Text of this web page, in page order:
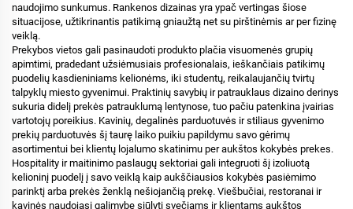
naudojimo sunkumus. Rankenos dizainas yra ypač vertingas šiose
situacijose, užtikrinantis patikimą gniaužtą net su pirštinėmis ar per fizinę
veiklą.
Prekybos vietos gali pasinaudoti produkto plačia visuomenės grupių
apimtimi, pradedant užsiėmusiais profesionalais, ieškančiais patikimų
puodelių kasdieniniams kelionėms, iki studentų, reikalaujančių tvirtų
talpyklų miesto gyvenimui. Praktinių savybių ir patrauklaus dizaino derinys
sukuria didelį prekės patrauklumą lentynose, tuo pačiu patenkina įvairias
vartotojų poreikius. Kavinių, degalinės parduotuvės ir stiliaus gyvenimo
prekių parduotuvės šį taurę laiko puikiu papildymu savo gėrimų
asortimentui bei klientų lojalumo skatinimu per aukštos kokybės prekes.
Hospitality ir maitinimo paslaugų sektoriai gali integruoti šį izoliuotą
kelioninį puodelį į savo veiklą kaip aukščiausios kokybės pasiėmimo
parinktį arba prekės ženklą nešiojančią prekę. Viešbučiai, restoranai ir
kavinės naudojasi galimybe siūlyti svečiams ir klientams aukštos